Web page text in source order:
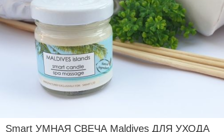
Smart УМНАЯ СВЕЧА Maldives ДЛЯ УХОДА